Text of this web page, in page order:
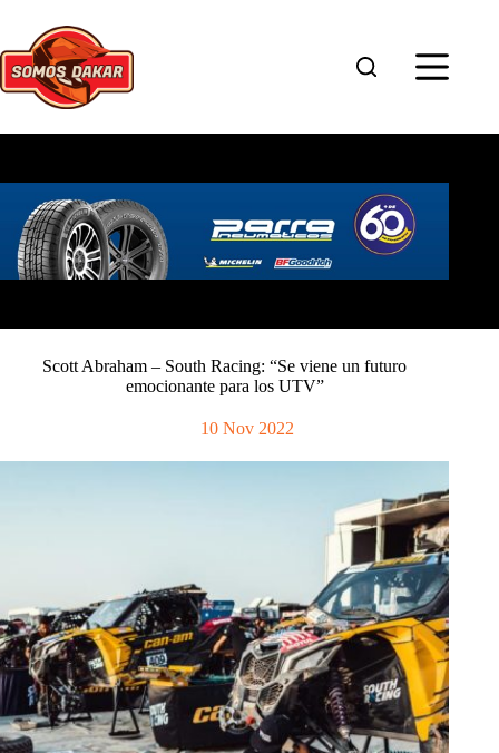
contenido
Scott Abraham – South Racing: “Se viene un futuro
emocionante para los UTV”
10 Nov 2022